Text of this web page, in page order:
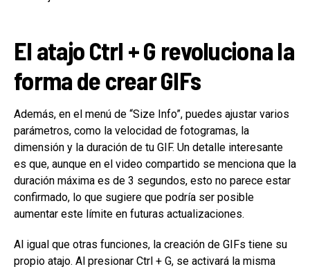
El atajo Ctrl + G revoluciona la
forma de crear GIFs
Además, en el menú de “Size Info”, puedes ajustar varios
parámetros, como la velocidad de fotogramas, la
dimensión y la duración de tu GIF. Un detalle interesante
es que, aunque en el video compartido se menciona que la
duración máxima es de 3 segundos, esto no parece estar
confirmado, lo que sugiere que podría ser posible
aumentar este límite en futuras actualizaciones.
Al igual que otras funciones, la creación de GIFs tiene su
propio atajo. Al presionar Ctrl + G, se activará la misma